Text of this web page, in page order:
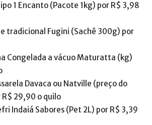
1 Encanto (Pacote 1kg) por R$ 3,98
tradicional Fugini (Sachê 300g) por
Congelada a vácuo Maturatta (kg)
Davaca ou Natville (preço do
R$ 29,90 o quilo
Indaiá Sabores (Pet 2L) por R$ 3,39